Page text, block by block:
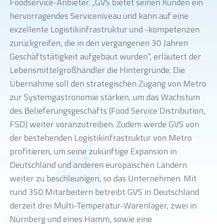
hervorragendes Serviceniveau und kann auf eine
exzellente Logistikinfrastruktur und -kompetenzen
zurückgreifen, die in den vergangenen 30 Jahren
Geschäftstätigkeit aufgebaut wurden“, erläutert der
Lebensmittel­großhändlerdie Hintergründe. Die
Übernahme soll den strategischen Zugang von Metro
zur Systemgastronomie stärken, um das Wachstum
des Belieferungsgeschäfts (Food Service Distribution,
FSD) weiter voranzutreiben. Zudem werde GVS von
der bestehenden Logistikinfrastruktur von Metro
profitieren, um seine zukünftige Expansion in
Deutschland und anderen europäischen Ländern
weiter zu beschleunigen, so das Unternehmen. Mit
rund 350 Mitarbeitern betreibt GVS in Deutschland
derzeit drei Multi-Temperatur-Warenlager, zwei in
Nürnberg und eines Hamm, sowie eine